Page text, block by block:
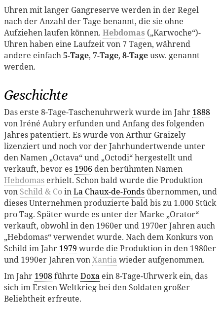
Uhren mit langer Gangreserve werden in der Regel
nach der Anzahl der Tage benannt, die sie ohne
Aufziehen laufen können. Hebdomas („Karwoche“)-
Uhren haben eine Laufzeit von 7 Tagen, während
andere einfach5-Tage, 7-Tage, 8-Tageusw. genannt
werden.
Geschichte
Das erste 8-Tage-Taschenuhrwerk wurde im Jahr 1888
von Iréné Aubry erfunden und Anfang des folgenden
Jahres patentiert. Es wurde von Arthur Graizely
lizenziert und noch vor der Jahrhundertwende unter
den Namen „Octava“ und „Octodi“ hergestellt und
verkauft, bevor es 1906 den berühmten Namen
Hebdomas erhielt. Schon bald wurde die Produktion
von Schild & CoinLa Chaux-de-Fondsübernommen, und
dieses Unternehmen produzierte bald bis zu 1.000 Stück
pro Tag. Später wurde es unter der Marke „Orator“
verkauft, obwohl in den 1960er und 1970er Jahren auch
„Hebdomas“ verwendet wurde. Nach dem Konkurs von
Schild im Jahr 1979 wurde die Produktion in den 1980er
und 1990er Jahren vonXantiawieder aufgenommen.
Im Jahr 1908führte Doxa ein 8-Tage-Uhrwerk ein, das
sich im Ersten Weltkrieg bei den Soldaten großer
Beliebtheit erfreute.